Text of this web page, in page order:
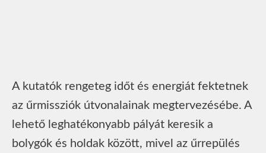
A kutatók rengeteg időt és energiát fektetnek
az űrmissziók útvonalainak megtervezésébe. A
lehető leghatékonyabb pályát keresik a
bolygók és holdak között, mivel az űrrepülés